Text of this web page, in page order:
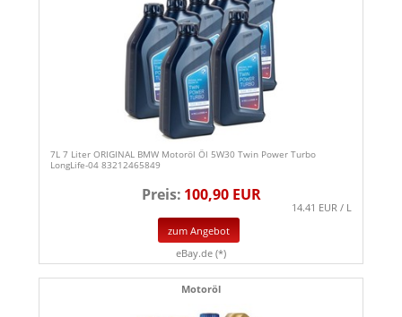
7L 7 Liter ORIGINAL BMW Motoröl Öl 5W30 Twin Power Turbo
LongLife-04 83212465849
Preis: 100,90 EUR
14.41 EUR / L
zum Angebot
eBay.de (*)
Motoröl